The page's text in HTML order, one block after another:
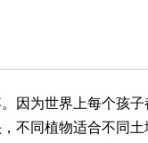
因为世界上每个孩
不同植物适合不同